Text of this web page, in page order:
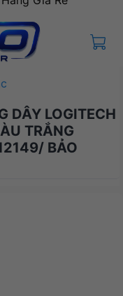
DÂY LOGITECH
TRẮNG
BẢO